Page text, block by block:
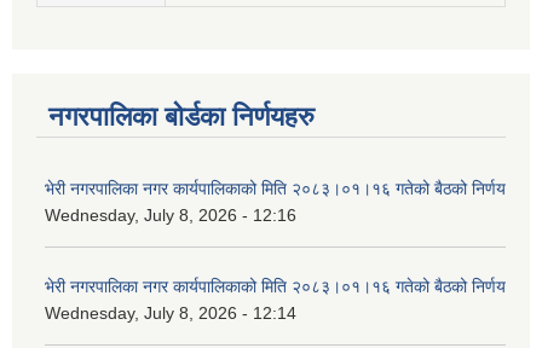
नगरपालिका बोर्डका निर्णयहरु
भेरी नगरपालिका नगर कार्यपालिकाको मिति २०८३।०१।१६ गतेको बैठको निर्णय
Wednesday, July 8, 2026 - 12:16
भेरी नगरपालिका नगर कार्यपालिकाको मिति २०८३।०१।१६ गतेको बैठको निर्णय
Wednesday, July 8, 2026 - 12:14